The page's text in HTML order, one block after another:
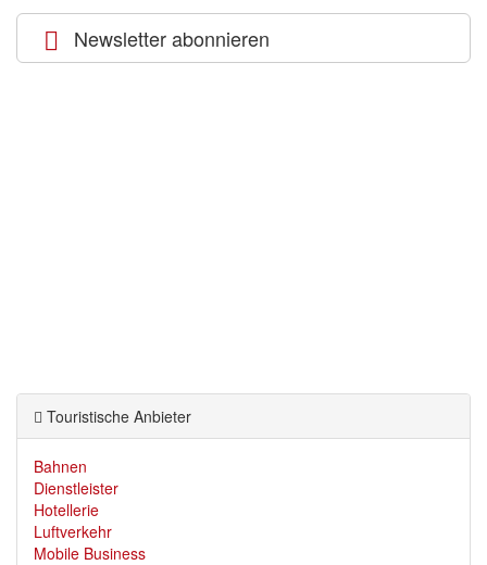
Newsletter abonnieren
Touristische Anbieter
Bahnen
Dienstleister
Hotellerie
Luftverkehr
Mobile Business